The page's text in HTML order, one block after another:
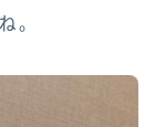
。